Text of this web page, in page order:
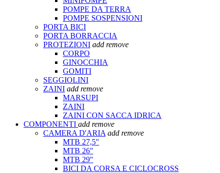
POMPE DA TERRA
POMPE SOSPENSIONI
PORTA BICI
PORTA BORRACCIA
PROTEZIONI add remove
CORPO
GINOCCHIA
GOMITI
SEGGIOLINI
ZAINI add remove
MARSUPI
ZAINI
ZAINI CON SACCA IDRICA
COMPONENTI add remove
CAMERA D'ARIA add remove
MTB 27,5"
MTB 26"
MTB 29"
BICI DA CORSA E CICLOCROSS